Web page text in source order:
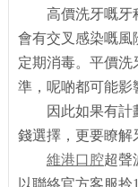
高價洗牙嘅牙
會有交叉感染嘅風
定期消毒。平價
準，呢啲都可能影
因此如果有
錢選擇，更要瞭解
維港口腔超聲